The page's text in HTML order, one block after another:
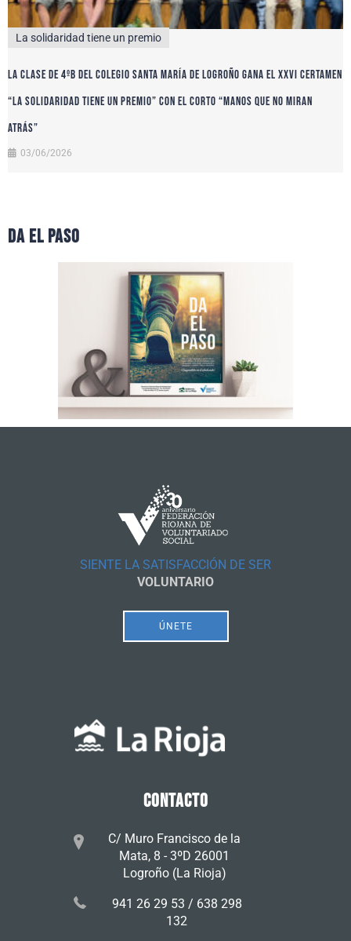
La solidaridad tiene un premio
La clase de 4ºB del colegio Santa María de Logroño gana el XXVI certamen
“La solidaridad tiene un premio” con el corto “Manos que no miran
atrás”
03/06/2026
da el paso
SIENTE LA SATISFACCIÓN DE SER
VOLUNTARIO
ÚNETE
CONTACTO
C/ Muro Francisco de la
Mata, 8 - 3ºD 26001
Logroño (La Rioja)
941 26 29 53 / 638 298
132